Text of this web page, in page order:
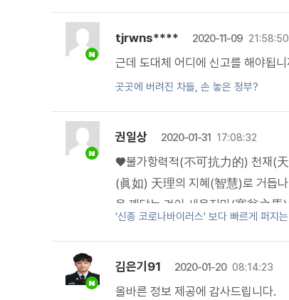
tjrwns**** 2020-11-09 21:58:50
근데 도대체 어디에 신고를 해야됩니
곳곳에 버려진 차들, 손 놓은 정부?
권일상 2020-01-31 17:08:32
♥불가항력적(不可抗力的) 천재(
(眞如) 天理의 지혜(智慧)로 거듭
을 깨닫는 것이 새옹지마(塞翁之
'신종 코로나바이러스' 보다 빠르게 퍼지
김은기91 2020-01-20 08:14:23
올바른 정보 제공에 감사드립니다.